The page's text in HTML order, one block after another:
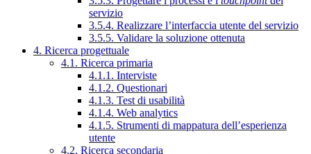
servizio
3.5.4. Realizzare l’interfaccia utente del servizio
3.5.5. Validare la soluzione ottenuta
4. Ricerca progettuale
4.1. Ricerca primaria
4.1.1. Interviste
4.1.2. Questionari
4.1.3. Test di usabilità
4.1.4. Web analytics
4.1.5. Strumenti di mappatura dell’esperienza
utente
4.2. Ricerca secondaria